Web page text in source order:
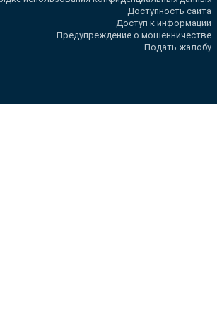
Доступность сайта
Доступ к информации
Предупреждение о мошенничестве
Подать жалобу